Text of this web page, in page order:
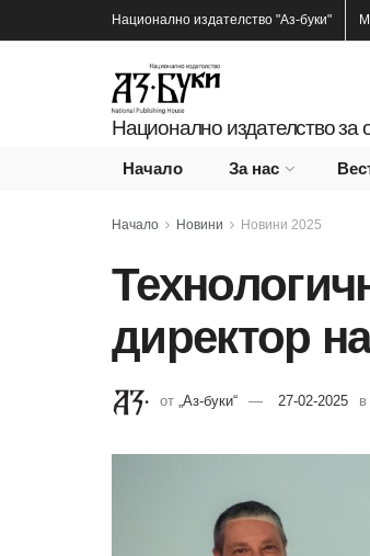
Национално издателство "Аз-буки"
Национално издателство за
Начало За нас
Начало Новини Новини 2025
директор
от „Аз-буки“ 27-02-2025 в